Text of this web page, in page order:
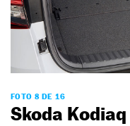
FOTO 8 DE 16
Skoda Kodiaq